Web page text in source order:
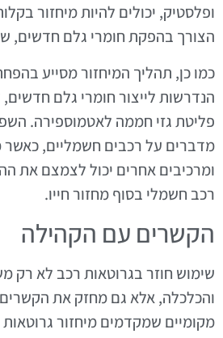
ופלסטיק, יכולים להיות מיחזור
הצורך בהפקת חומרי גלם חדשים,
כמו כן, תהליך המיחזור מסייע
הנדרשות לייצור חומרי גלם
פליטת גזי חממה לאטמוספירה.
מדברים על רכבים חשמליים, כאשר
ומרכיבים אחרים יכול לצמצם את
רכב חשמלי בסוף מחזור חייו.
הקשרים עם הקהילה
שימוש חוזר בגרוטאות רכב לא רק
והכלכלה, אלא גם מחזק את
מקומיים שמקדמים מיחזור גרוטאות